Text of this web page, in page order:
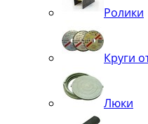
Ролики
Круги
Люки